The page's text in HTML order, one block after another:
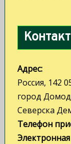
о
п
и
с
я
Адрес:
Россия, 142
город
Северска
Телефон